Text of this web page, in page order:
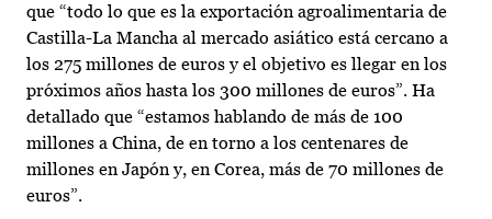
que “todo lo que es la exportación agroalimentaria de
Castilla-La Mancha al mercado asiático está cercano a
los 275 millones de euros y el objetivo es llegar en los
próximos años hasta los 300 millones de euros”. Ha
detallado que “estamos hablando de más de 100
millones a China, de en torno a los centenares de
millones en Japón y, en Corea, más de 70 millones de
euros”.